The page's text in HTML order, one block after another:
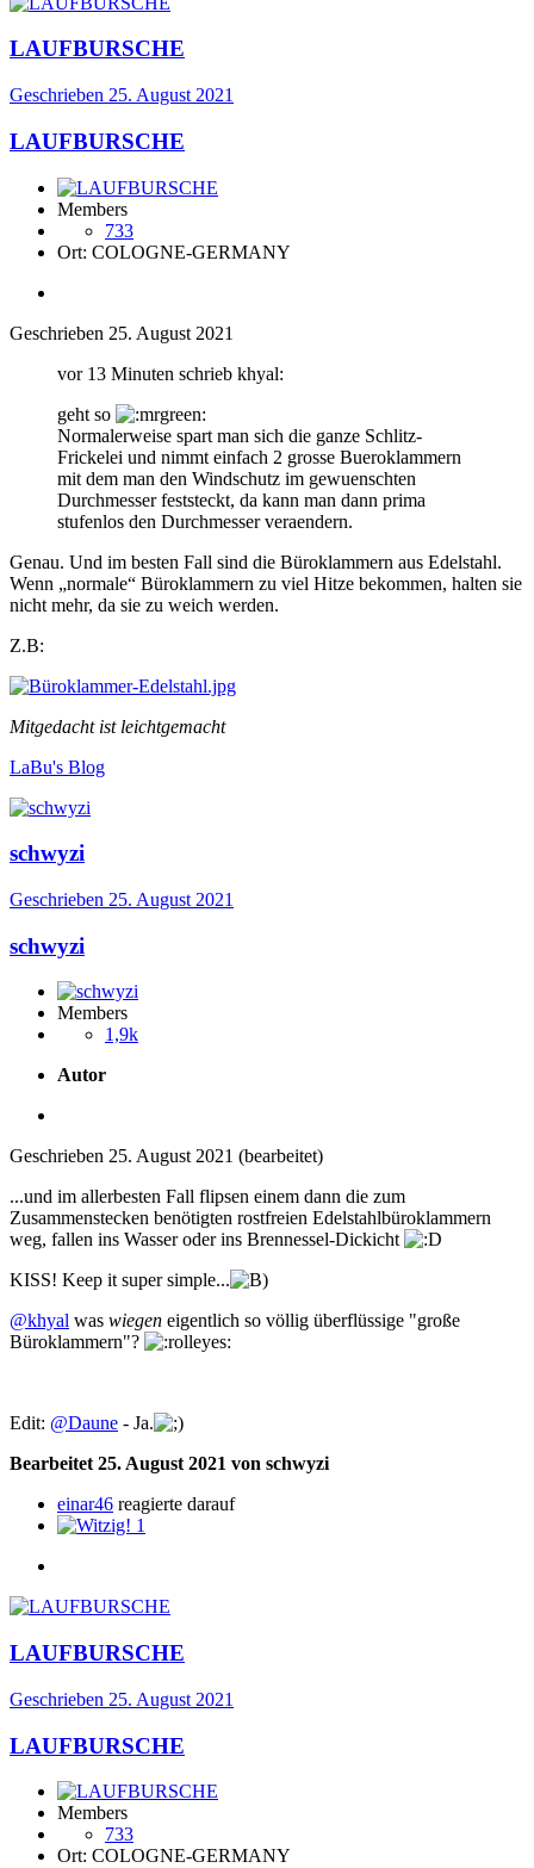
LAUFBURSCHE
Geschrieben 25. August 2021
LAUFBURSCHE
Members
733
Ort: COLOGNE-GERMANY
Geschrieben 25. August 2021
vor 13 Minuten schrieb khyal:
geht so
Normalerweise spart man sich die ganze Schlitz-
Frickelei und nimmt einfach 2 grosse Bueroklammern
mit dem man den Windschutz im gewuenschten
Durchmesser feststeckt, da kann man dann prima
stufenlos den Durchmesser veraendern.
Genau. Und im besten Fall sind die Büroklammern aus Edelstahl.
Wenn „normale“ Büroklammern zu viel Hitze bekommen, halten sie
nicht mehr, da sie zu weich werden.
Z.B:
Mitgedacht ist leichtgemacht
LaBu's Blog
schwyzi
Geschrieben 25. August 2021
schwyzi
Members
1,9k
Autor
Geschrieben 25. August 2021 (bearbeitet)
...und im allerbesten Fall flipsen einem dann die zum
Zusammenstecken benötigten rostfreien Edelstahlbüroklammern
weg, fallen ins Wasser oder ins Brennessel-Dickicht
KISS! Keep it super simple...
@khyal was wiegen eigentlich so völlig überflüssige "große
Büroklammern"?
Edit: @Daune - Ja.
Bearbeitet25. August 2021 von schwyzi
einar46 reagierte darauf
1
LAUFBURSCHE
Geschrieben 25. August 2021
LAUFBURSCHE
Members
733
Ort: COLOGNE-GERMANY